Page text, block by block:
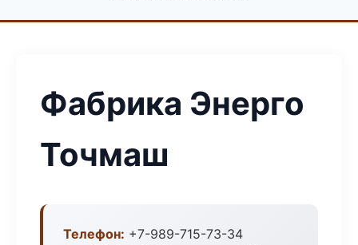
Фабрика Энерго
Точмаш
Телефон: +7-989-715-73-34